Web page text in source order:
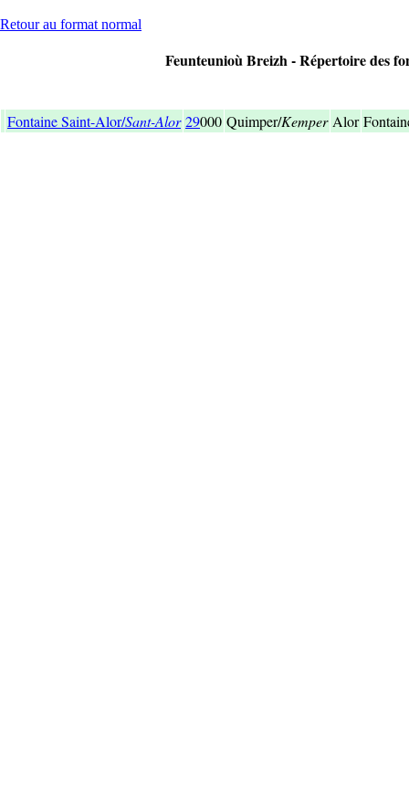
Retour au format normal
Feunteunioù Breizh - Répertoire des
Fontaine Saint-Alor/Sant-Alor 29000 Quimper/Kemper Alor